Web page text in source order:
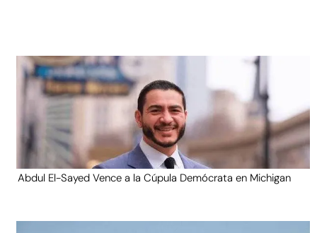
Abdul El-Sayed Vence a la Cúpula Demócrata en Michigan